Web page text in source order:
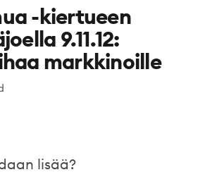
-kiertueen
9.11.12:
markkinoille
lisää?